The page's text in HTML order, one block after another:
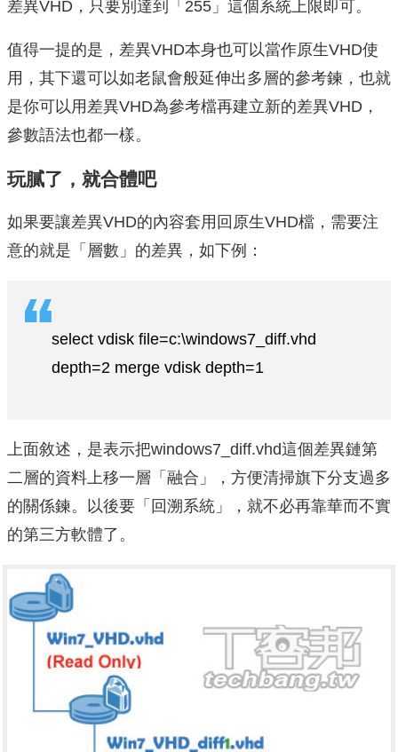
差異VHD，只要別達到「255」這個系統上限即可。
值得一提的是，差異VHD本身也可以當作原生VHD使
用，其下還可以如老鼠會般延伸出多層的參考鍊，也就
是你可以用差異VHD為參考檔再建立新的差異VHD，
參數語法也都一樣。
玩膩了，就合體吧
如果要讓差異VHD的內容套用回原生VHD檔，需要注
意的就是「層數」的差異，如下例：
select vdisk file=c:\windows7_diff.vhd
depth=2 merge vdisk depth=1
上面敘述，是表示把windows7_diff.vhd這個差異鏈第
二層的資料上移一層「融合」，方便清掃旗下分支過多
的關係鍊。以後要「回溯系統」，就不必再靠華而不實
的第三方軟體了。